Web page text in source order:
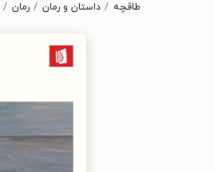
طاقچه داستان و رمان رمان